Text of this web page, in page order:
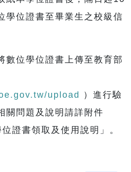
學位證書至畢業生之校級信
數位學位證書上傳至教育部
upload
）進行驗
關問題及說明請詳附件
證書領取及使用說明」。